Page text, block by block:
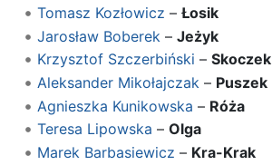
Tomasz Kozłowicz – Łosik
Jarosław Boberek – Jeżyk
Krzysztof Szczerbiński – Skoczek
Aleksander Mikołajczak– Puszek
Agnieszka Kunikowska – Róża
Teresa Lipowska – Olga
Marek Barbasiewicz – Kra-Krak